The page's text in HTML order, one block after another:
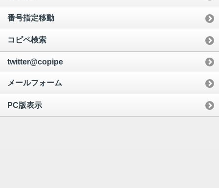
番号指定移動
コピペ検索
twitter@copipe
メールフォーム
PC版表示